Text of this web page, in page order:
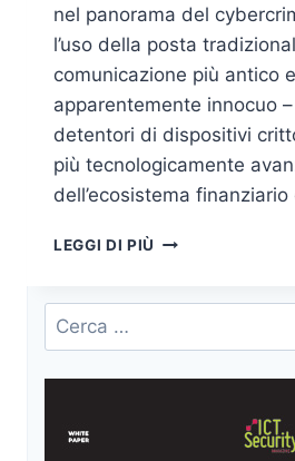
nel panorama del
l’uso della posta
comunicazione più antico e
apparentemente innocuo
detentori di dispositivi
più tecnologicamente
dell’ecosistema
LEGGI DI PIÙ QR
LEDGER:
TRUFFA
CON
COLPISCONO
Ricerca
per: